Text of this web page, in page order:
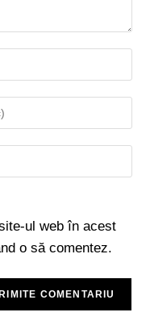
ul web în acest
o să comentez.